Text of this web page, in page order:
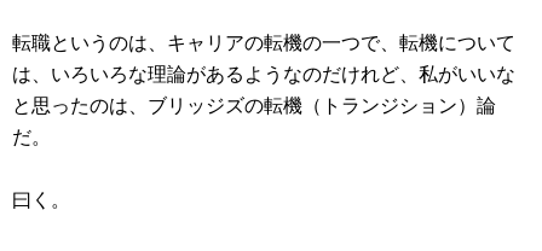
転職というのは、キャリアの転機の一つで、転機について
は、いろいろな理論があるようなのだけれど、私がいいな
と思ったのは、ブリッジズの転機（トランジション）論
だ。
曰く。